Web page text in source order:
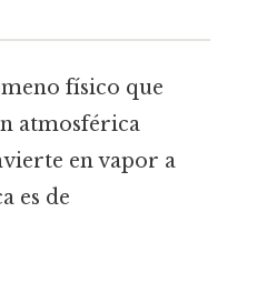
físico que
atmosférica
en vapor a
es de